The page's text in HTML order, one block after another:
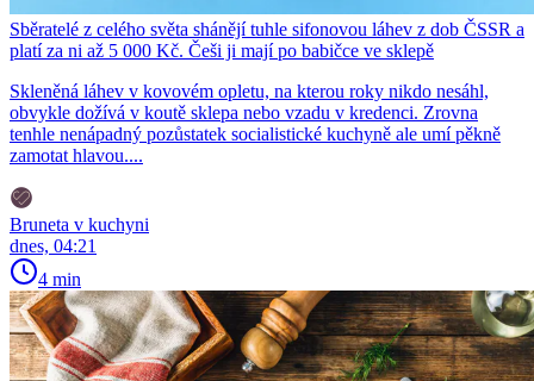
Sběratelé z celého světa shánějí tuhle sifonovou láhev z dob ČSSR a
platí za ni až 5 000 Kč. Češi ji mají po babičce ve sklepě
Skleněná láhev v kovovém opletu, na kterou roky nikdo nesáhl,
obvykle dožívá v koutě sklepa nebo vzadu v kredenci. Zrovna
tenhle nenápadný pozůstatek socialistické kuchyně ale umí pěkně
zamotat hlavou....
Bruneta v kuchyni
dnes, 04:21
4 min